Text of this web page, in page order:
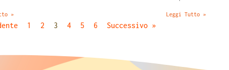
» Leggi Tutto »
1 2 3 4 5 6 Successivo »